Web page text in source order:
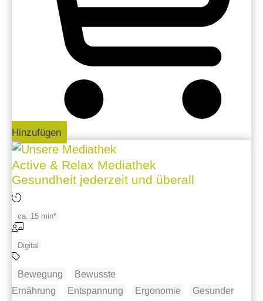
Hinzufügen
Active & Relax Mediathek
Gesundheit jederzeit und überall
ca. 15 min*
Digital
Bewegung
Bewusste
Ernährung
Entspannung Ergonomie
Gesunder